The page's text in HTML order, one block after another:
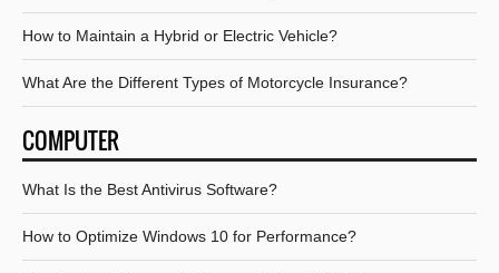
How to Maintain a Hybrid or Electric Vehicle?
What Are the Different Types of Motorcycle Insurance?
COMPUTER
What Is the Best Antivirus Software?
How to Optimize Windows 10 for Performance?